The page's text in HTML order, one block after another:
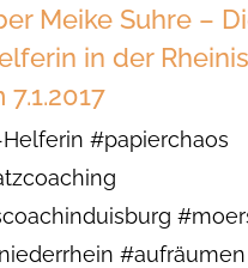
Meike Suhre –
in der
#papierchaos
#aufräumen